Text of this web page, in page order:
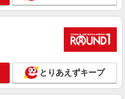
しくなれる携帯販売
】
円〜 ※残業代支給 ★交通費別途支給
能（規程有）★ ゜・。○。・゜
゜+゜
詳細を見る
とりあえずキープ